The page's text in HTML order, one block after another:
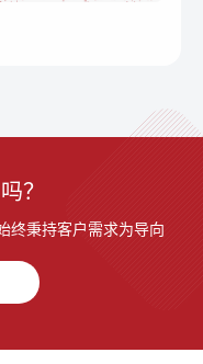
？
终秉持客户需求为导向